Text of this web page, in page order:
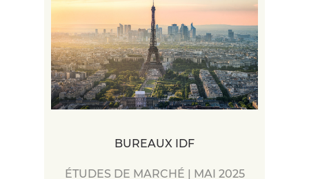
BUREAUX IDF
ÉTUDES DE MARCHÉ | MAI 2025